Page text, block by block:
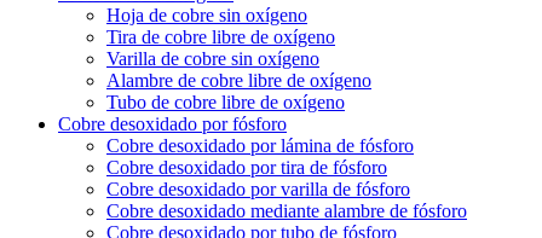
Hoja de cobre sin oxígeno
Tira de cobre libre de oxígeno
Varilla de cobre sin oxígeno
Alambre de cobre libre de oxígeno
Tubo de cobre libre de oxígeno
Cobre desoxidado por fósforo
Cobre desoxidado por lámina de fósforo
Cobre desoxidado por tira de fósforo
Cobre desoxidado por varilla de fósforo
Cobre desoxidado mediante alambre de fósforo
Cobre desoxidado por tubo de fósforo